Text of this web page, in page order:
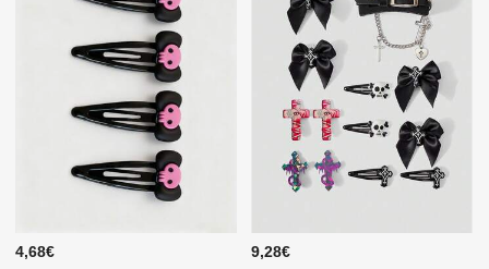
4,68€ 9,28€